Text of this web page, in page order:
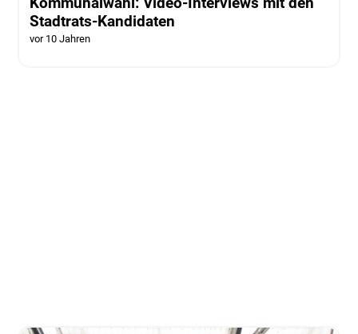
Stadtrats-Kandidaten
vor 10 Jahren